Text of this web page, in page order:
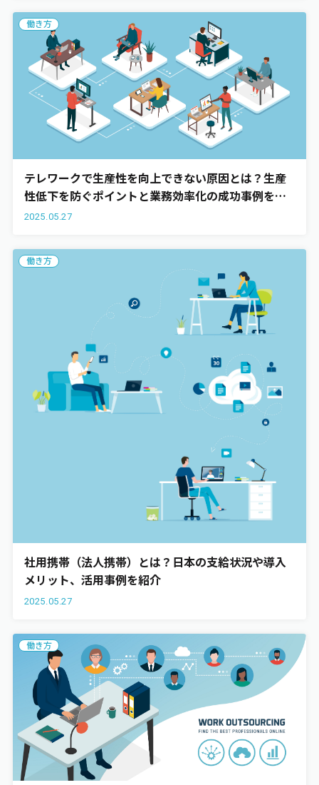
働き方
テレワークで生産性を向上できない原因とは？生産
性低下を防ぐポイントと業務効率化の成功事例を紹
介
2025.05.27
働き方
社用携帯（法人携帯）とは？日本の支給状況や導入
メリット、活用事例を紹介
2025.05.27
働き方